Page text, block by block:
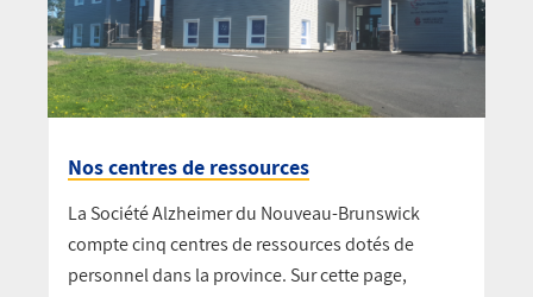
Nos centres de ressources
La Société Alzheimer du Nouveau-Brunswick
compte cinq centres de ressources dotés de
personnel dans la province. Sur cette page,